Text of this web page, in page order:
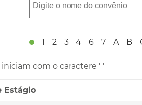
1 2 3 4 6 7 A B
com o caractere ' '
Estágio